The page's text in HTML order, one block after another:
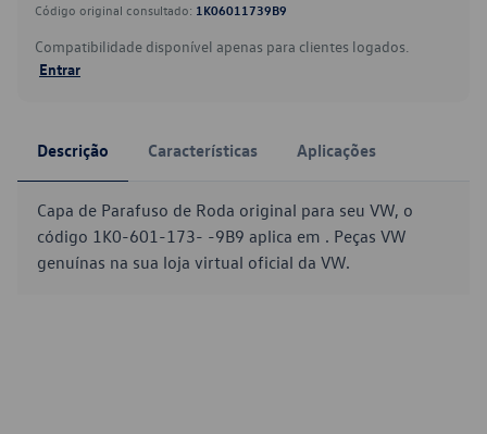
Código original consultado: 1K06011739B9
Compatibilidade disponível apenas para clientes logados.
Entrar
Descrição Características Aplicações
Capa de Parafuso de Roda original para seu VW, o
código 1K0-601-173- -9B9 aplica em . Peças VW
genuínas na sua loja virtual oficial da VW.